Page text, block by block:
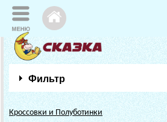
Фильтр
Кроссовки и Полуботинки